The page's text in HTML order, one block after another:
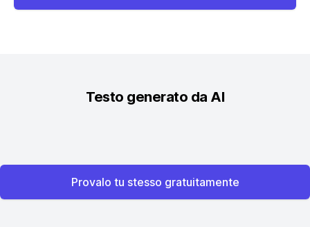
Testo generato da AI
Provalo tu stesso gratuitamente